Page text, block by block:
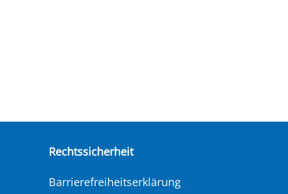
Rechtssicherheit
Barrierefreiheitserklärung